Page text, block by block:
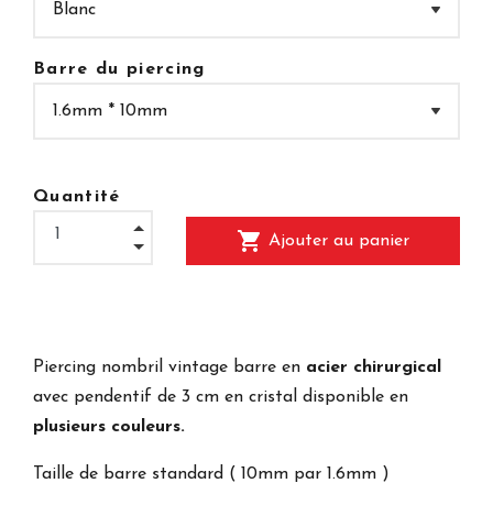
Barre du piercing
Quantité
shopping_cart Ajouter au panier
Piercing nombril vintage barre en acier chirurgical
avec pendentif de 3 cm en cristal disponible en
plusieurs couleurs.
Taille de barre standard ( 10mm par 1.6mm )